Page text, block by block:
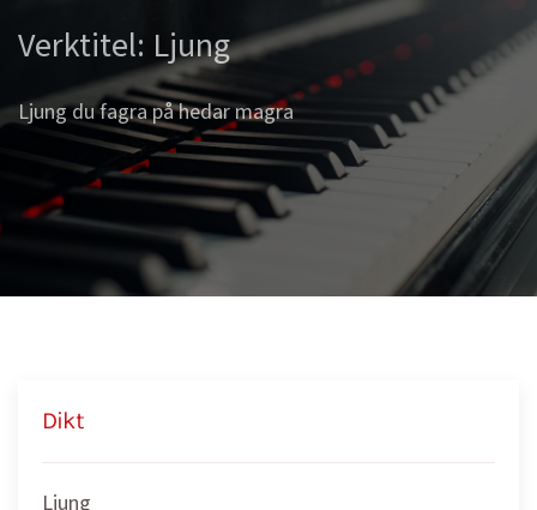
Verktitel: Ljung
Ljung du fagra på hedar magra
Dikt
Ljung